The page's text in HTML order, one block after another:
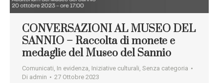
CONVERSAZIONI AL MUSEO DEL
SANNIO – Raccolta di monete e
medaglie del Museo del Sannio
Comunicati, In evidenza, Iniziative culturali, Senza categoria
Di admin 27 Ottobre 2023